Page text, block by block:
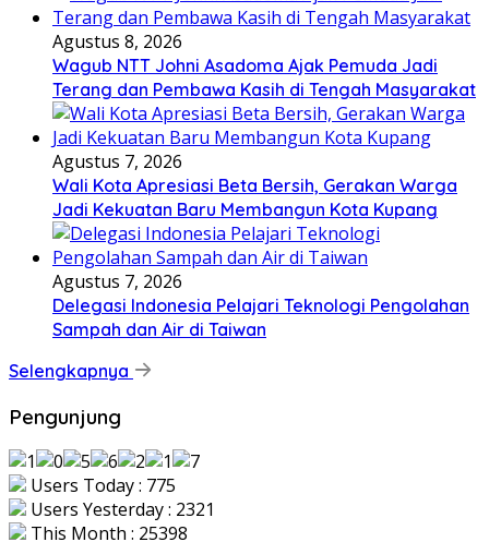
Agustus 8, 2026
Wagub NTT Johni Asadoma Ajak Pemuda Jadi
Terang dan Pembawa Kasih di Tengah Masyarakat
Agustus 7, 2026
Wali Kota Apresiasi Beta Bersih, Gerakan Warga
Jadi Kekuatan Baru Membangun Kota Kupang
Agustus 7, 2026
Delegasi Indonesia Pelajari Teknologi Pengolahan
Sampah dan Air di Taiwan
Selengkapnya
Pengunjung
Users Today : 775
Users Yesterday : 2321
This Month : 25398